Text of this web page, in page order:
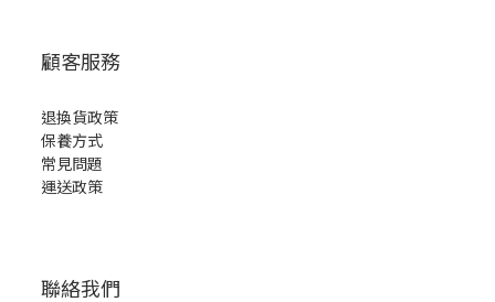
顧客服務
退換貨政策
保養方式
常見問題
運送政策
聯絡我們